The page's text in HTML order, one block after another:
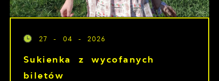
27 - 04 - 2026
Sukienka z wycofanych
biletów